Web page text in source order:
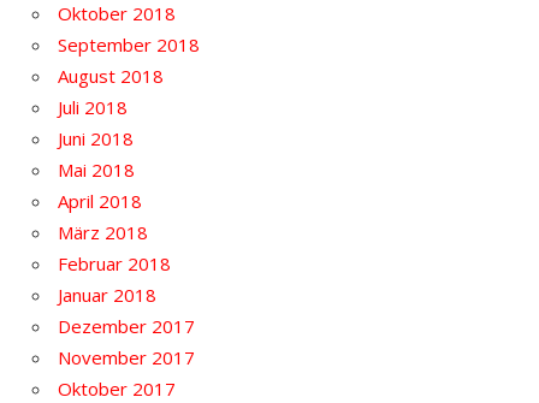
Oktober 2018
September 2018
August 2018
Juli 2018
Juni 2018
Mai 2018
April 2018
März 2018
Februar 2018
Januar 2018
Dezember 2017
November 2017
Oktober 2017